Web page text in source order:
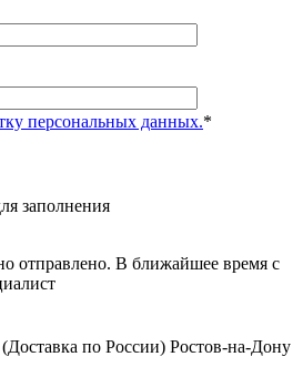
персональных данных.*
заполнения
отправлено. В ближайшее время с
(Доставка по России) Ростов-на-Дону